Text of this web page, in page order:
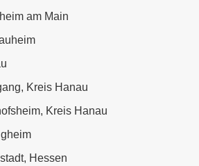
am Main
Kreis Hanau
Kreis Hanau
Hessen